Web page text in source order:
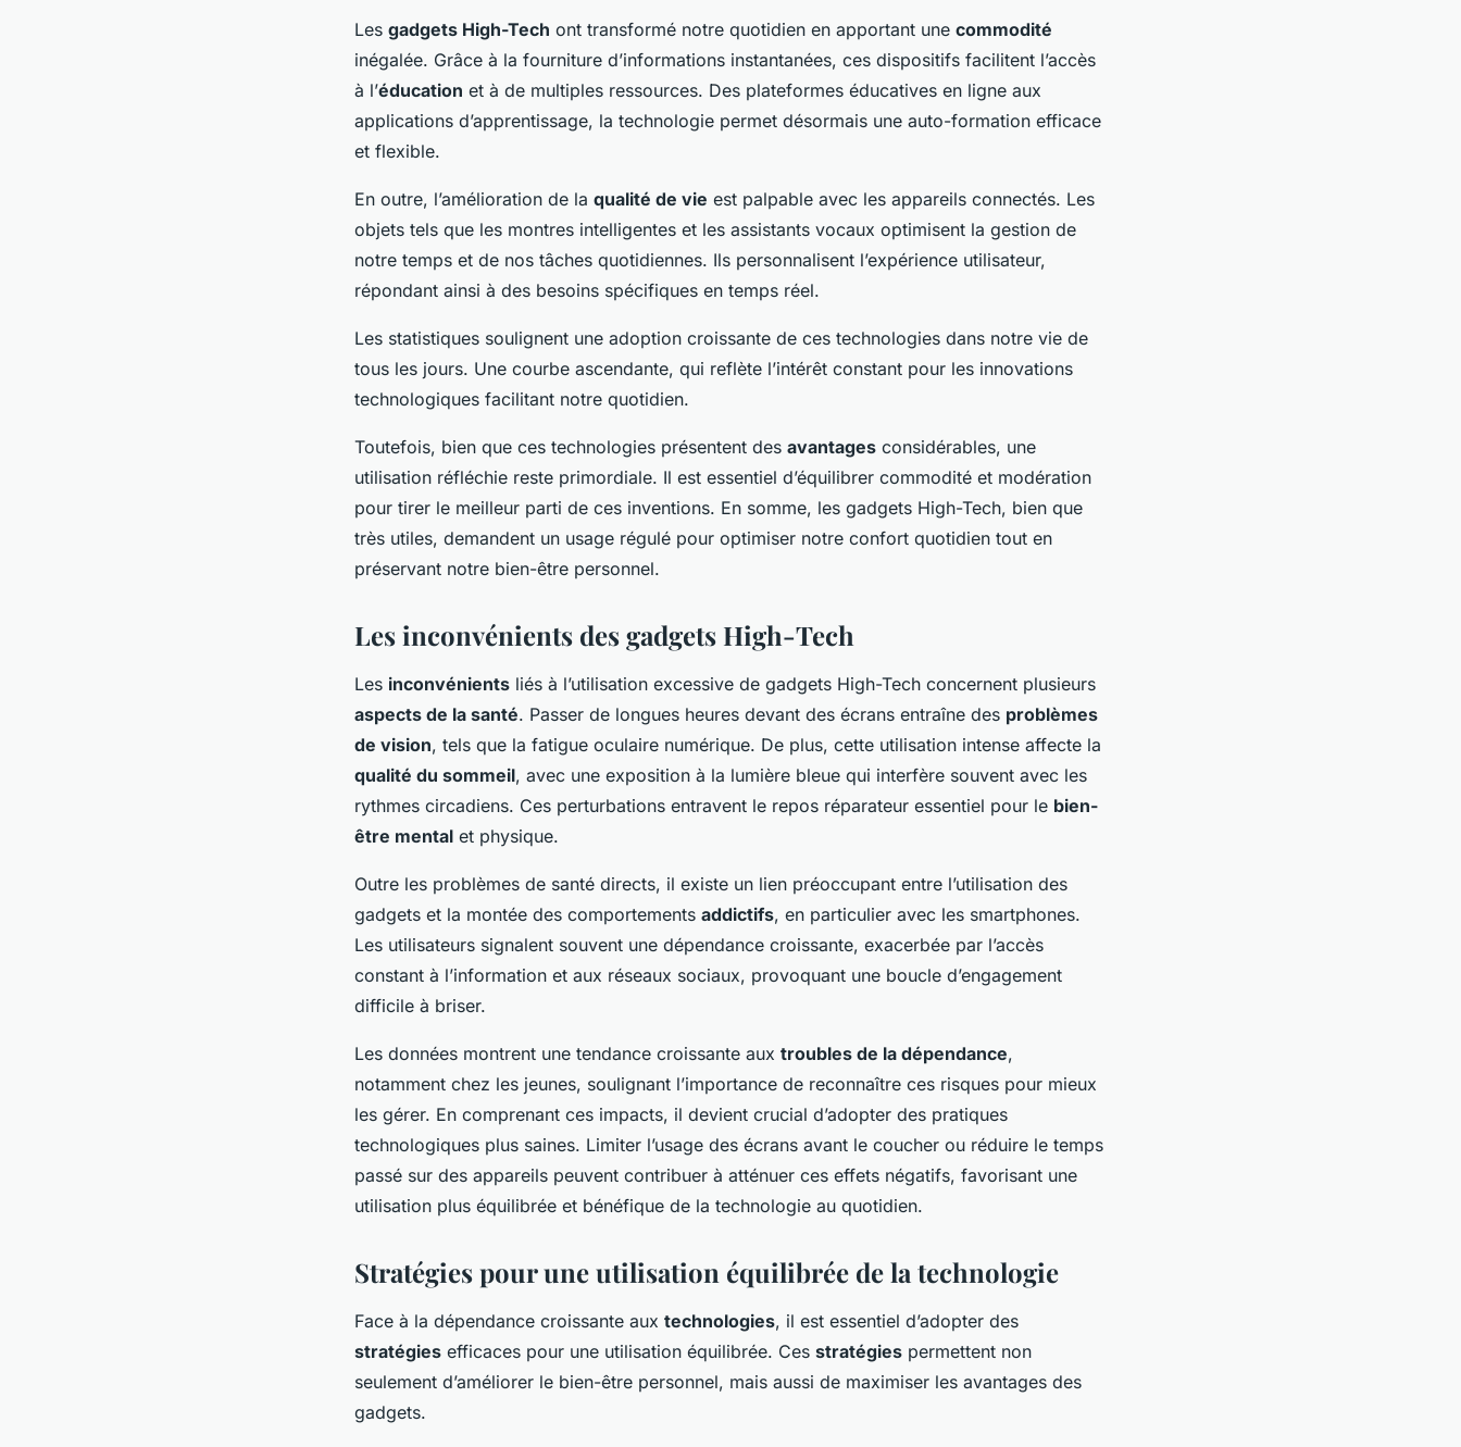
Les gadgets High-Tech ont transformé notre quotidien en apportant une commodité
inégalée. Grâce à la fourniture d’informations instantanées, ces dispositifs facilitent l’accès
à l’éducation et à de multiples ressources. Des plateformes éducatives en ligne aux
applications d’apprentissage, la technologie permet désormais une auto-formation efficace
et flexible.
En outre, l’amélioration de la qualité de vie est palpable avec les appareils connectés. Les
objets tels que les montres intelligentes et les assistants vocaux optimisent la gestion de
notre temps et de nos tâches quotidiennes. Ils personnalisent l’expérience utilisateur,
répondant ainsi à des besoins spécifiques en temps réel.
Les statistiques soulignent une adoption croissante de ces technologies dans notre vie de
tous les jours. Une courbe ascendante, qui reflète l’intérêt constant pour les innovations
technologiques facilitant notre quotidien.
Toutefois, bien que ces technologies présentent des avantages considérables, une
utilisation réfléchie reste primordiale. Il est essentiel d’équilibrer commodité et modération
pour tirer le meilleur parti de ces inventions. En somme, les gadgets High-Tech, bien que
très utiles, demandent un usage régulé pour optimiser notre confort quotidien tout en
préservant notre bien-être personnel.
Les inconvénients des gadgets High-Tech
Les inconvénients liés à l’utilisation excessive de gadgets High-Tech concernent plusieurs
aspects de la santé. Passer de longues heures devant des écrans entraîne des problèmes
de vision, tels que la fatigue oculaire numérique. De plus, cette utilisation intense affecte la
qualité du sommeil, avec une exposition à la lumière bleue qui interfère souvent avec les
rythmes circadiens. Ces perturbations entravent le repos réparateur essentiel pour le bien-
être mental et physique.
Outre les problèmes de santé directs, il existe un lien préoccupant entre l’utilisation des
gadgets et la montée des comportements addictifs, en particulier avec les smartphones.
Les utilisateurs signalent souvent une dépendance croissante, exacerbée par l’accès
constant à l’information et aux réseaux sociaux, provoquant une boucle d’engagement
difficile à briser.
Les données montrent une tendance croissante aux troubles de la dépendance,
notamment chez les jeunes, soulignant l’importance de reconnaître ces risques pour mieux
les gérer. En comprenant ces impacts, il devient crucial d’adopter des pratiques
technologiques plus saines. Limiter l’usage des écrans avant le coucher ou réduire le temps
passé sur des appareils peuvent contribuer à atténuer ces effets négatifs, favorisant une
utilisation plus équilibrée et bénéfique de la technologie au quotidien.
Stratégies pour une utilisation équilibrée de la technologie
Face à la dépendance croissante aux technologies, il est essentiel d’adopter des
stratégies efficaces pour une utilisation équilibrée. Ces stratégies permettent non
seulement d’améliorer le bien-être personnel, mais aussi de maximiser les avantages des
gadgets.